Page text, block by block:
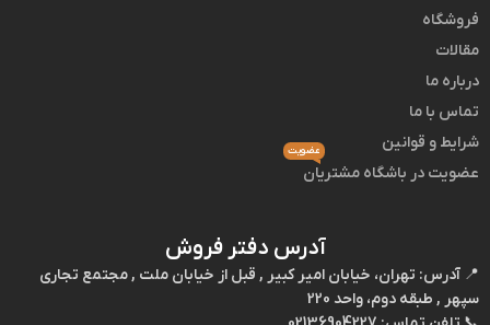
✅ حفظ ایمنی و عملکرد خودرو
✅ افزایش عمر موتور و سیستم تعلیق
✅ پشتیبانی تخصصی در انتخاب قطعه مناسب
جمع‌بندی
فروشگاه
مقالات
درباره ما
تماس با ما
شرایط و قوانین
عضویت در باشگاه مشتریان
عضویت
آدرس دفتر فروش
📍 آدرس: تهران، خیابان امیر کبیر , قبل از خیابان ملت , مجتمع تجاری
سپهر , طبقه دوم، واحد 220